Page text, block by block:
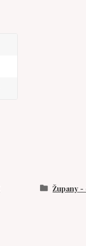
Župany